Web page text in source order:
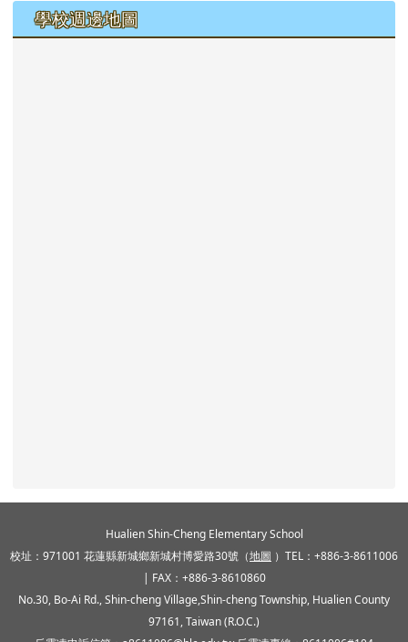
學校週邊地圖
Hualien Shin-Cheng Elementary School
校址：971001 花蓮縣新城鄉新城村博愛路30號（地圖 ）TEL：+886-3-8611006
| FAX：+886-3-8610860
No.30, Bo-Ai Rd., Shin-cheng Village,Shin-cheng Township, Hualien County
97161, Taiwan (R.O.C.)